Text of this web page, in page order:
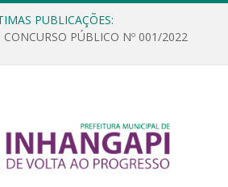
PUBLICAÇÕES:
CONCURSO PÚBLICO Nº 001/2022